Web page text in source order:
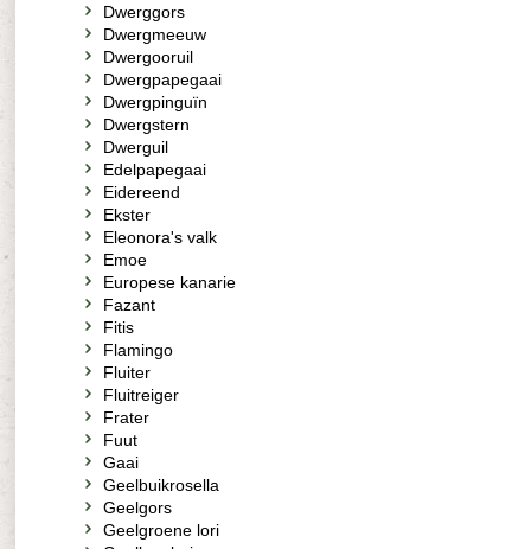
Dwerggors
Dwergmeeuw
Dwergooruil
Dwergpapegaai
Dwergpinguïn
Dwergstern
Dwerguil
Edelpapegaai
Eidereend
Ekster
Eleonora's valk
Emoe
Europese kanarie
Fazant
Fitis
Flamingo
Fluiter
Fluitreiger
Frater
Fuut
Gaai
Geelbuikrosella
Geelgors
Geelgroene lori